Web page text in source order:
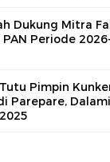
Dukung Mitra
Periode
Pimpin
Parepare,